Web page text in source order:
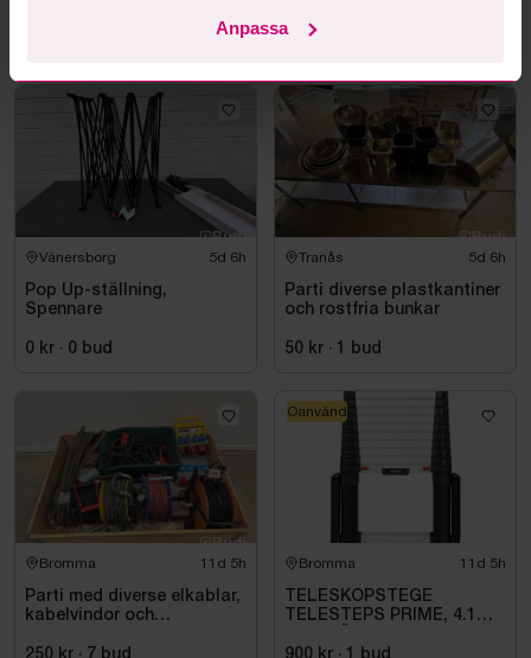
Anpassa
Vänersborg 5d 6h
Pop Up-ställning,
Spennare
0 kr · 0 bud
Tranås 5d 6h
Parti diverse plastkantiner
och rostfria bunkar
50 kr · 1 bud
Bromma 11d 5h
Parti med diverse elkablar,
kabelvindor och
Bromma 11d 5h
TELESKOPSTEGE
TELESTEPS PRIME, 4.1M
STABILISATOR
Oanvänd